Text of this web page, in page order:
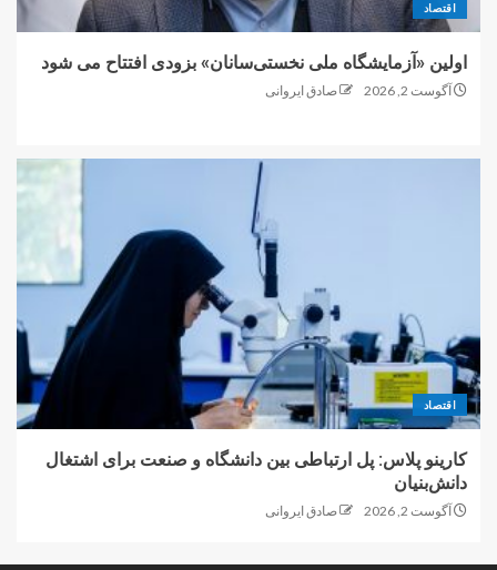
اقتصاد
اولین «آزمایشگاه ملی نخستی‌سانان» بزودی افتتاح می شود
آگوست 2, 2026 صادق ایروانی
اقتصاد
کارینو پلاس: پل ارتباطی بین دانشگاه و صنعت برای اشتغال
دانش‌بنیان
آگوست 2, 2026 صادق ایروانی